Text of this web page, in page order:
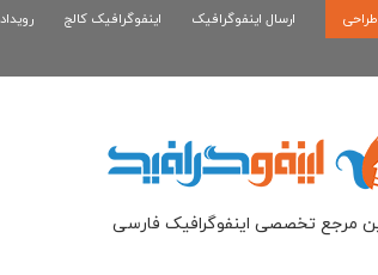
بازی کلش رویالارسال اینفوگرافیک اینفوگرافیک کالج
مرجع تخصصی اینفوگرافیک فارسی